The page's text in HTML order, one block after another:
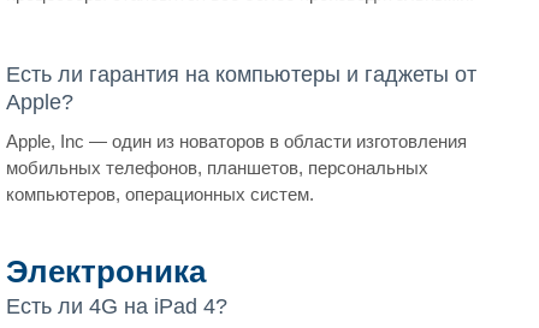
Есть ли гарантия на компьютеры и гаджеты от
Apple?
Apple, Inc — один из новаторов в области изготовления
мобильных телефонов, планшетов, персональных
компьютеров, операционных систем.
Электроника
Есть ли 4G на iPad 4?